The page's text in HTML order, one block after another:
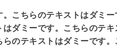
こちらのテキストはダミ
ダミーです。こちらのテ
のテキストはダミーです